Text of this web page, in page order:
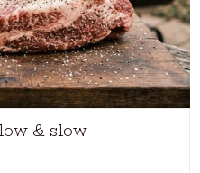
& slow